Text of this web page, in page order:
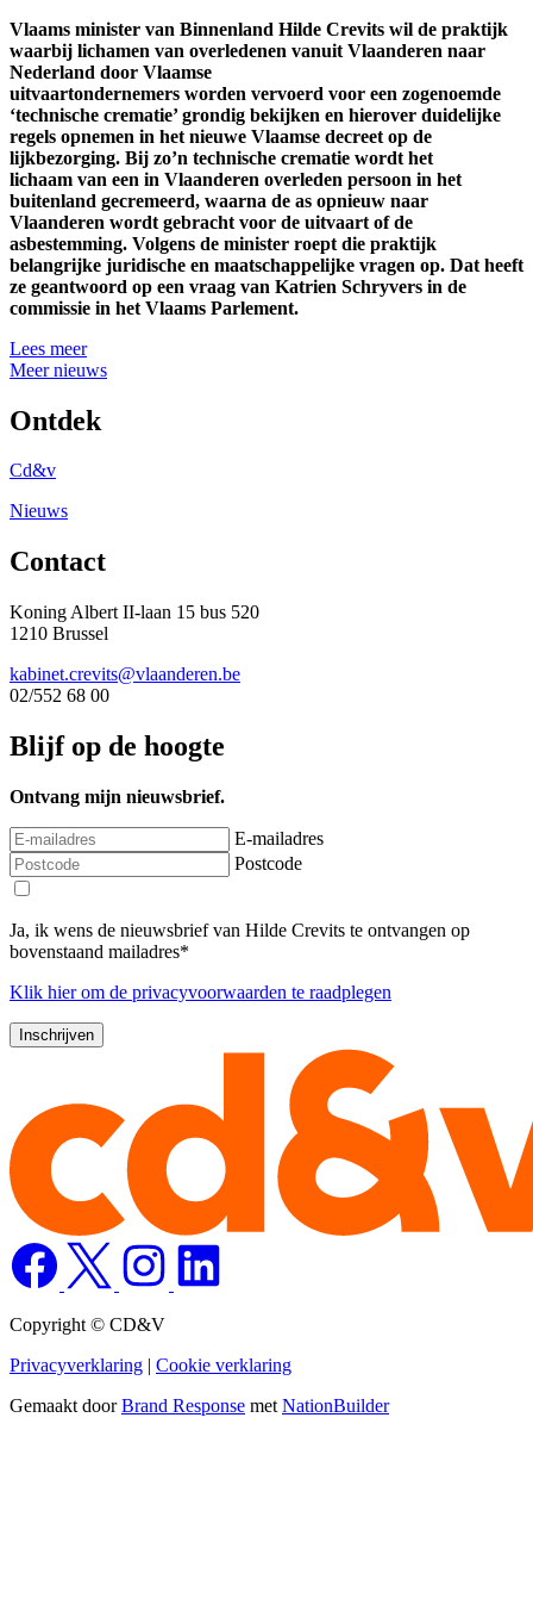
Vlaams minister van Binnenland Hilde Crevits wil de praktijk
waarbij lichamen van overledenen vanuit Vlaanderen naar
Nederland door Vlaamse
uitvaartondernemers worden vervoerd voor een zogenoemde
‘technische crematie’ grondig bekijken en hierover duidelijke
regels opnemen in het nieuwe Vlaamse decreet op de
lijkbezorging. Bij zo’n technische crematie wordt het
lichaam van een in Vlaanderen overleden persoon in het
buitenland gecremeerd, waarna de as opnieuw naar
Vlaanderen wordt gebracht voor de uitvaart of de
asbestemming. Volgens de minister roept die praktijk
belangrijke juridische en maatschappelijke vragen op. Dat heeft
ze geantwoord op een vraag van Katrien Schryvers in de
commissie in het Vlaams Parlement.
Lees meer
Meer nieuws
Ontdek
Cd&v
Nieuws
Contact
Koning Albert II-laan 15 bus 520
1210 Brussel
kabinet.crevits@vlaanderen.be
02/552 68 00
Blijf op de hoogte
Ontvang mijn nieuwsbrief.
E-mailadres
Postcode
Ja, ik wens de nieuwsbrief van Hilde Crevits te ontvangen op
bovenstaand mailadres*
Klik hierom de privacyvoorwaarden te raadplegen
Copyright © CD&V
Privacyverklaring | Cookie verklaring
Gemaakt doorBrand Response met NationBuilder